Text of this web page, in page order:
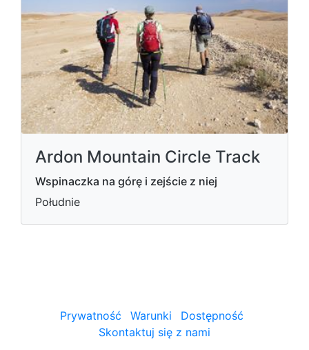
Ardon Mountain Circle Track
Wspinaczka na górę i zejście z niej
Południe
Prywatność Warunki
Dostępność
Skontaktuj się z nami